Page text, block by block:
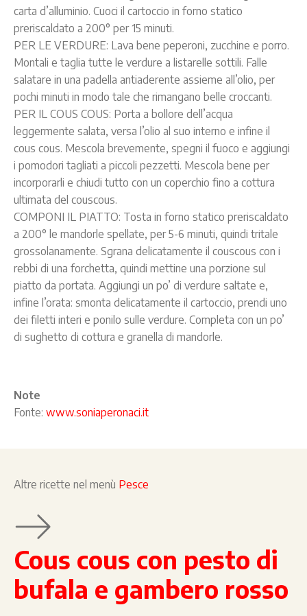
carta d’alluminio. Cuoci il cartoccio in forno statico
preriscaldato a 200° per 15 minuti.
PER LE VERDURE: Lava bene peperoni, zucchine e porro.
Montali e taglia tutte le verdure a listarelle sottili. Falle
salatare in una padella antiaderente assieme all’olio, per
pochi minuti in modo tale che rimangano belle croccanti.
PER IL COUS COUS: Porta a bollore dell’acqua
leggermente salata, versa l’olio al suo interno e infine il
cous cous. Mescola brevemente, spegni il fuoco e aggiungi
i pomodori tagliati a piccoli pezzetti. Mescola bene per
incorporarli e chiudi tutto con un coperchio fino a cottura
ultimata del couscous.
COMPONI IL PIATTO: Tosta in forno statico preriscaldato
a 200° le mandorle spellate, per 5-6 minuti, quindi tritale
grossolanamente. Sgrana delicatamente il couscous con i
rebbi di una forchetta, quindi mettine una porzione sul
piatto da portata. Aggiungi un po’ di verdure saltate e,
infine l’orata: smonta delicatamente il cartoccio, prendi uno
dei filetti interi e ponilo sulle verdure. Completa con un po’
di sughetto di cottura e granella di mandorle.
Note
Fonte: www.soniaperonaci.it
Altre ricette nel menù Pesce
Cous cous con pesto di
bufala e gambero rosso